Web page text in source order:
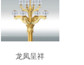
龙凤呈祥